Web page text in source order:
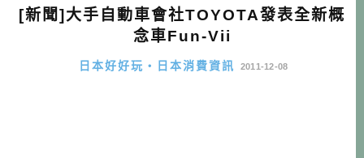
[新聞]大手自動車會社TOYOTA發表全新概
念車Fun-Vii
日本好好玩・日本消費資訊 2011-12-08